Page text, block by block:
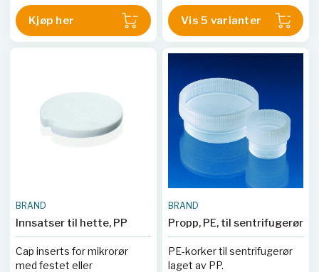
Kjøp her Vis 5 varianter
BRAND
Innsatser til hette, PP
Cap inserts for mikrorør
med festet eller
BRAND
Propp, PE, til sentrifugerør
PE-korker til sentrifugerør
laget av PP.